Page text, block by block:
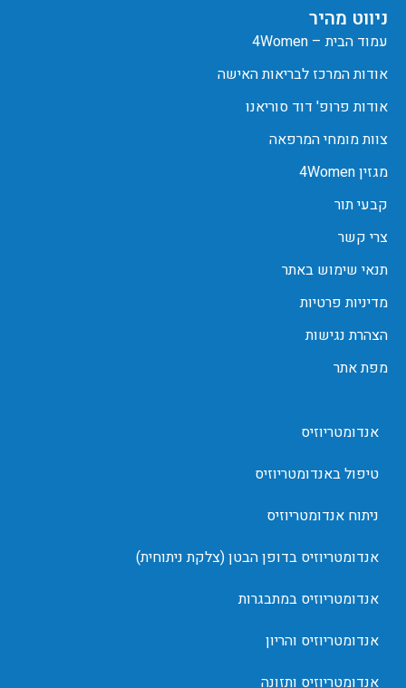
ניווט מהיר
עמוד הבית – 4Women
אודות המרכז לבריאות האישה
אודות פרופ' דוד סוריאנו
צוות מומחי המרפאה
מגזין 4Women
קבעי תור
צרי קשר
תנאי שימוש באתר
מדיניות פרטיות
הצהרת נגישות
מפת אתר
אנדומטריוזיס
טיפול באנדומטריוזיס
ניתוח אנדומטריוזיס
אנדומטריוזיס בדופן הבטן (צלקת ניתוחית)
אנדומטריוזיס במתבגרות
אנדומטריוזיס והריון
אנדומטריוזיס ותזונה